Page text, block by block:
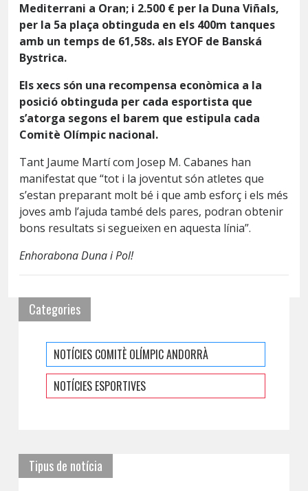
Mediterrani a Oran; i 2.500 € per la Duna Viñals,
per la 5a plaça obtinguda en els 400m tanques
amb un temps de 61,58s. als EYOF de Banská
Bystrica.
Els xecs són una recompensa econòmica a la
posició obtinguda per cada esportista que
s’atorga segons el barem que estipula cada
Comitè Olímpic nacional.
Tant Jaume Martí com Josep M. Cabanes han
manifestat que “tot i la joventut són atletes que
s’estan preparant molt bé i que amb esforç i els més
joves amb l’ajuda també dels pares, podran obtenir
bons resultats si segueixen en aquesta línia”.
Enhorabona Duna i Pol!
Categories
NOTÍCIES COMITÈ OLÍMPIC ANDORRÀ
NOTÍCIES ESPORTIVES
Tipus de notícia